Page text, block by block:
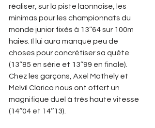
réaliser, sur la piste laonnoise, les
minimas pour les championnats du
monde junior fixés à 13’’64 sur 100m
haies. Il lui aura manqué peu de
choses pour concrétiser sa quête
(13’’85 en série et 13’’99 en finale).
Chez les garçons, Axel Mathely et
Melvil Clarico nous ont offert un
magnifique duel à très haute vitesse
(14’’04 et 14’’13).